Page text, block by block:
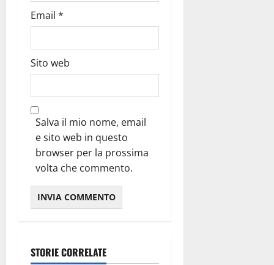
Email *
Sito web
Salva il mio nome, email
e sito web in questo
browser per la prossima
volta che commento.
STORIE CORRELATE